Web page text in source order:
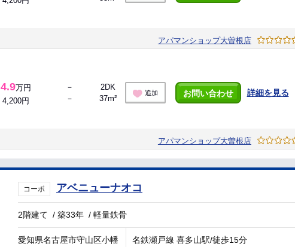
アパマンショップ大曽根店
4.9万円
4,200円
－
－
2DK
37m²
追加 お問い合わせ 詳細を見る
アパマンショップ大曽根店
コーポ アベニューナオコ
2階建て /築33年 /軽量鉄骨
愛知県名古屋市守山区小幡
名鉄瀬戸線 喜多山駅/徒歩15分